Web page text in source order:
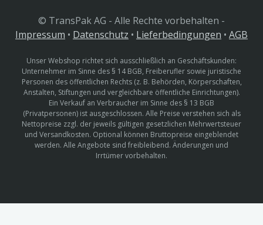
© TransPak AG - Alle Rechte vorbehalten -
Impressum • Datenschutz • Lieferbedingungen • AGB
Unser Webshop richtet sich ausschließlich an Geschäftskunden:
Unternehmer im Sinne des § 14 BGB, Freiberufler sowie juristische
Personen des öffentlichen Rechts (z. B. Behörden, Körperschaften,
Anstalten, Stiftungen und vergleichbare öffentliche Einrichtungen).
Ein Verkauf an Verbraucher im Sinne des § 13 BGB
(Privatpersonen) ist ausgeschlossen. Alle Preise verstehen sich als
Nettopreise zzgl. der jeweils gültigen gesetzlichen Mehrwertsteuer
und Versandkosten. Optional können Bruttopreise eingeblendet
werden. Alle Angebote sind freibleibend. Änderungen und
Irrtümer vorbehalten.